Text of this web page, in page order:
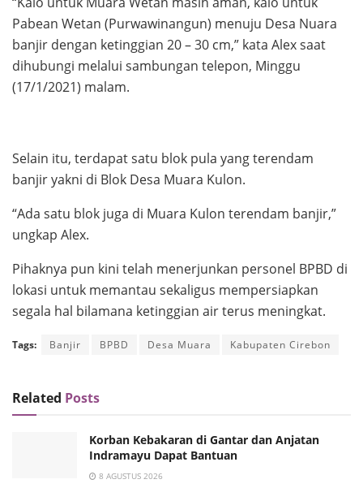
Pabean Wetan (Purwawinangun) menuju Desa Nuara
banjir dengan ketinggian 20 – 30 cm,” kata Alex saat
dihubungi melalui sambungan telepon, Minggu
(17/1/2021) malam.
Selain itu, terdapat satu blok pula yang terendam
banjir yakni di Blok Desa Muara Kulon.
“Ada satu blok juga di Muara Kulon terendam banjir,”
ungkap Alex.
Pihaknya pun kini telah menerjunkan personel BPBD di
lokasi untuk memantau sekaligus mempersiapkan
segala hal bilamana ketinggian air terus meningkat.
Tags: Banjir BPBD Desa Muara Kabupaten Cirebon
Related Posts
Korban Kebakaran di Gantar dan Anjatan
Indramayu Dapat Bantuan
8 AGUSTUS 2026